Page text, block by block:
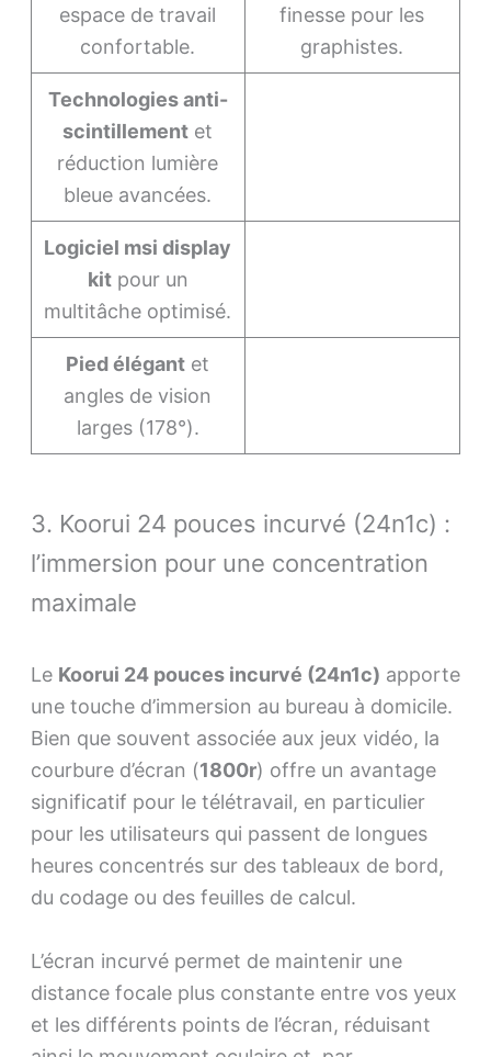
espace de travail
confortable.
finesse pour les
graphistes.
Technologies anti-
scintillement et
réduction lumière
bleue avancées.
Logiciel msi display
kitpour un
multitâche optimisé.
Pied élégant et
angles de vision
larges (178°).
3. Koorui 24 pouces incurvé (24n1c) :
l’immersion pour une concentration
maximale
Le Koorui 24 pouces incurvé (24n1c) apporte
une touche d’immersion au bureau à domicile.
Bien que souvent associée aux jeux vidéo, la
courbure d’écran (1800r) offre un avantage
significatif pour le télétravail, en particulier
pour les utilisateurs qui passent de longues
heures concentrés sur des tableaux de bord,
du codage ou des feuilles de calcul.
L’écran incurvé permet de maintenir une
distance focale plus constante entre vos yeux
et les différents points de l’écran, réduisant